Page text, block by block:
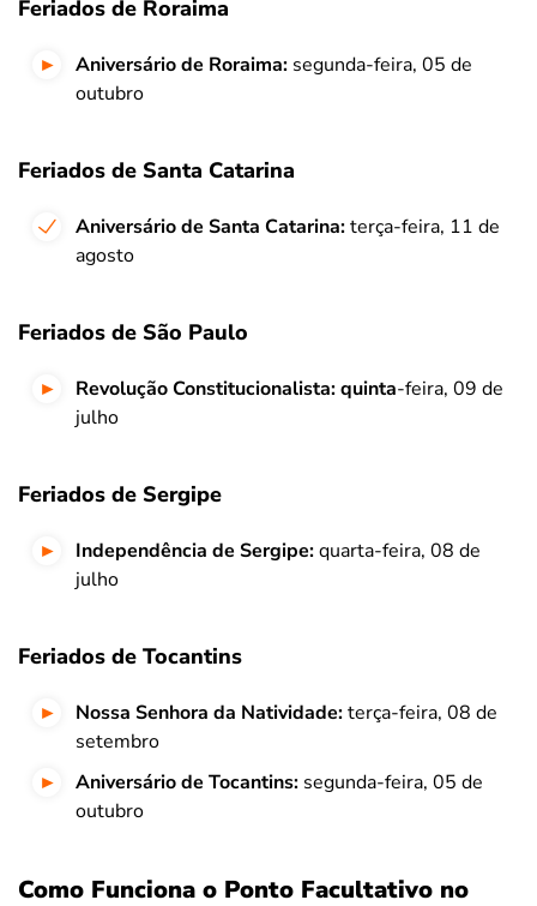
Feriados de Roraima
Aniversário de Roraima: segunda-feira, 05 de
outubro
Feriados de Santa Catarina
Aniversário de Santa Catarina:terça-feira, 11 de
agosto
Feriados de São Paulo
Revolução Constitucionalista: quinta-feira, 09 de
julho
Feriados de Sergipe
Independência de Sergipe:quarta-feira, 08 de
julho
Feriados de Tocantins
Nossa Senhora da Natividade:terça-feira, 08 de
setembro
Aniversário de Tocantins: segunda-feira, 05 de
outubro
Como Funciona o Ponto Facultativo no